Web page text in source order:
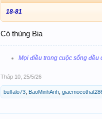
18-81
Có thùng Bia
Mọi điều trong cuộc sống đều
Tháp 10 25/5/26
buffalo73 BaoMinhAnh